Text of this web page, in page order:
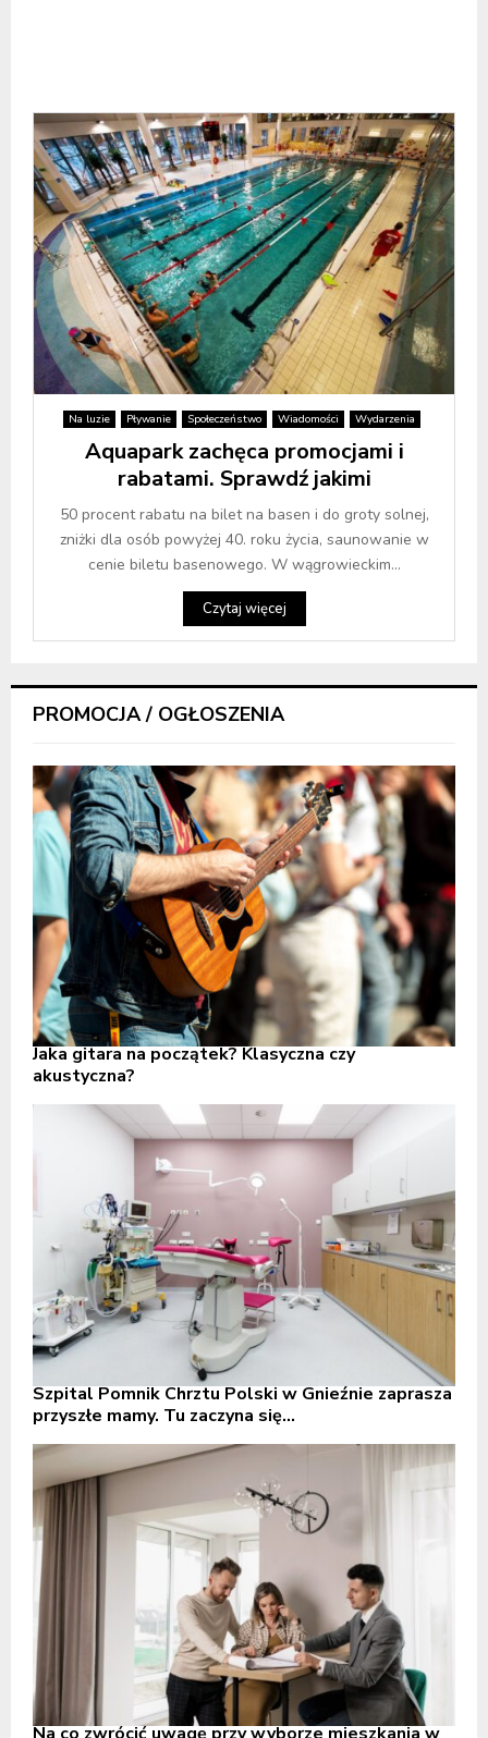
Na luzie Pływanie Społeczeństwo Wiadomości Wydarzenia
Aquapark zachęca promocjami i
rabatami. Sprawdź jakimi
50 procent rabatu na bilet na basen i do groty solnej,
zniżki dla osób powyżej 40. roku życia, saunowanie w
cenie biletu basenowego. W wągrowieckim...
Czytaj więcej
PROMOCJA / OGŁOSZENIA
Jaka gitara na początek? Klasyczna czy
akustyczna?
Szpital Pomnik Chrztu Polski w Gnieźnie zaprasza
przyszłe mamy. Tu zaczyna się...